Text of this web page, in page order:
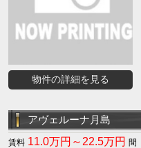
物件の詳細を見る
アヴェルーナ月島
11.0万円～22.5万円